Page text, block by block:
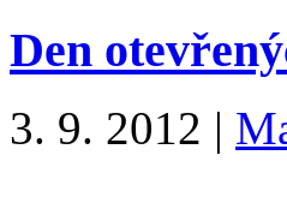
Den
3. 9. 2012 |